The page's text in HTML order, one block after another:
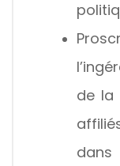
de la
dans